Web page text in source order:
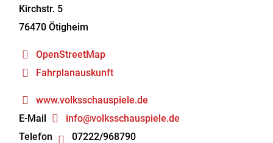
Kirchstr. 5
76470 Ötigheim
OpenStreetMap
Fahrplanauskunft
www.volksschauspiele.de
E-Mail
info@volksschauspiele.de
Telefon
07222/968790